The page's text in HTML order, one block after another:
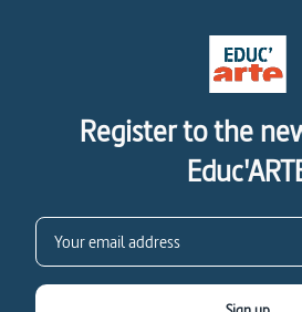
Register to the